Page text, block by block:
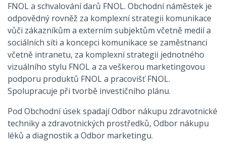
FNOL a schvalování darů FNOL. Obchodní náměstek je
odpovědný rovněž za komplexní strategii komunikace
vůči zákazníkům a externím subjektům včetně medií a
sociálních síti a koncepci komunikace se zaměstnanci
včetně intranetu, za komplexní strategii jednotného
vizuálního stylu FNOL a za veškerou marketingovou
podporu produktů FNOL a pracovišť FNOL.
Spolupracuje při tvorbě investičního plánu.
Pod Obchodní úsek spadají Odbor nákupu zdravotnické
techniky a zdravotnických prostředků, Odbor nákupu
léků a diagnostik a Odbor marketingu.